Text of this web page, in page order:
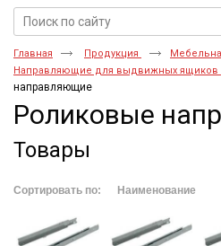
Главная Продукция
Направляющие для выдвижных ящиков
направляющие
Роликовые
Товары
Сортировать по: Наименование